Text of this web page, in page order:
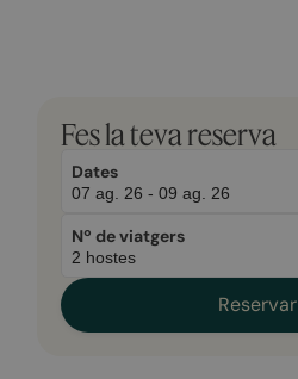
Fes la teva reserva
Dates
Nº de viatgers
Reservar